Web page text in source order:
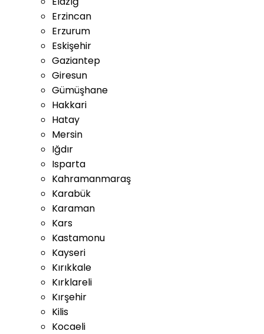
Erzincan
Erzurum
Eskişehir
Gaziantep
Giresun
Gümüşhane
Hakkari
Hatay
Mersin
Iğdır
Isparta
Kahramanmaraş
Karabük
Karaman
Kars
Kastamonu
Kayseri
Kırıkkale
Kırklareli
Kırşehir
Kilis
Kocaeli